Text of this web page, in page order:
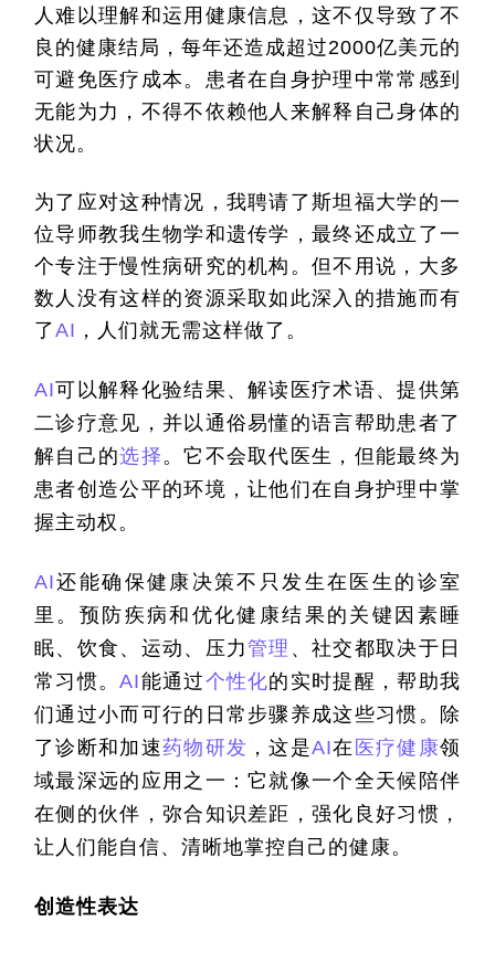
人难以理解和运用健康信息，这不仅导致了不
良的健康结局，每年还造成超过2000亿美元的
可避免医疗成本。患者在自身护理中常常感到
无能为力，不得不依赖他人来解释自己身体的
状况。
为了应对这种情况，我聘请了斯坦福大学的一
位导师教我生物学和遗传学，最终还成立了一
个专注于慢性病研究的机构。但不用说，大多
数人没有这样的资源采取如此深入的措施而有
了AI ，人们就无需这样做了。
AI可以解释化验结果、解读医疗术语、提供第
二诊疗意见，并以通俗易懂的语言帮助患者了
解自己的选择。它不会取代医生，但能最终为
患者创造公平的环境，让他们在自身护理中掌
握主动权。
AI还能确保健康决策不只发生在医生的诊室
里。预防疾病和优化健康结果的关键因素睡
眠、饮食、运动、压力管理 、社交都取决于日
常习惯。AI能通过个性化的实时提醒，帮助我
们通过小而可行的日常步骤养成这些习惯。除
了诊断和加速药物研发 ，这是AI在 医疗健康领
域最深远的应用之一：它就像一个全天候陪伴
在侧的伙伴，弥合知识差距，强化良好习惯，
让人们能自信、清晰地掌控自己的健康。
创造性表达